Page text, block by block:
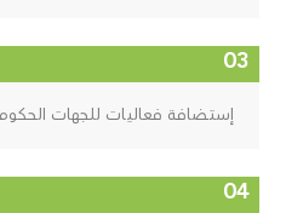
إستضافة فعاليات للجهات